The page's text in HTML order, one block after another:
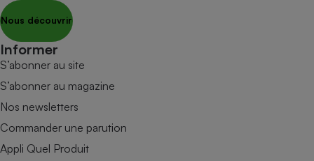
Nous découvrir
Informer
S’abonner au site
S’abonner au magazine
Nos newsletters
Commander une parution
Appli Quel Produit